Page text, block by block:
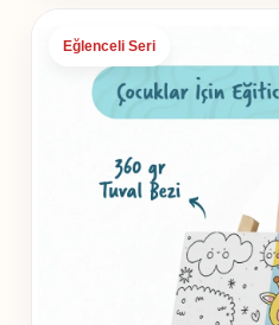
Eğlenceli Seri